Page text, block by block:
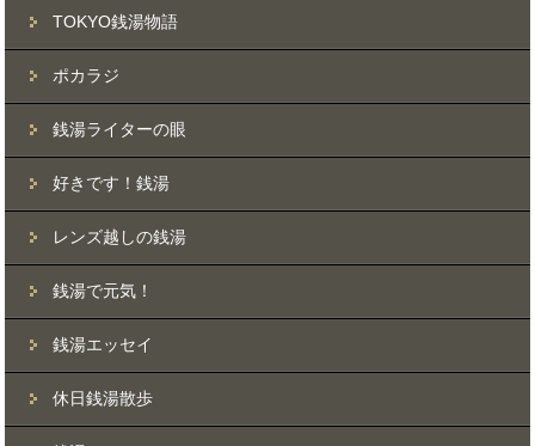
TOKYO銭湯物語
ポカラジ
銭湯ライターの眼
好きです！銭湯
レンズ越しの銭湯
銭湯で元気！
銭湯エッセイ
休日銭湯散歩